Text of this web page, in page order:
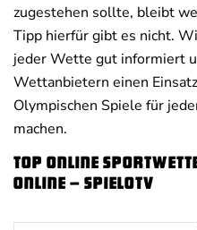
zugestehen sollte, bleibt
Tipp hierfür gibt es nicht.
jeder Wette gut informiert
Wettanbietern einen
Olympischen Spiele für
machen.
Top Online
online – SpieloTV